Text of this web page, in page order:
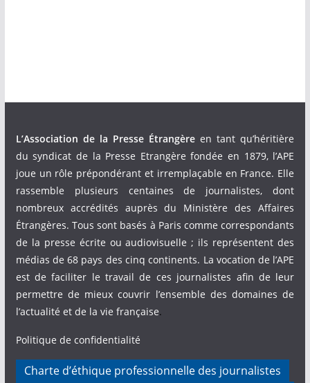
L’Association de la Presse Étrangèreen tant qu’héritière
du syndicat de la Presse Etrangère fondée en 1879, l’APE
joue un rôle prépondérant et irremplaçable en France. Elle
rassemble plusieurs centaines de journalistes, dont
nombreux accrédités auprès du Ministère des Affaires
Étrangères. Tous sont basés à Paris comme correspondants
de la presse écrite ou audiovisuelle ; ils représentent des
médias de 68 pays des cinq continents. La vocation de l’APE
est de faciliter le travail de ces journalistes afin de leur
permettre de mieux couvrir l’ensemble des domaines de
l’actualité et de la vie française.
Politique de confidentialité
Charte d’éthique professionnelle des journalistes